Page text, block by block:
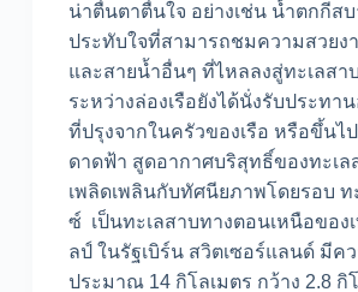
น่าตื่นตาตื่นใจ อย่างเช่น น้ำตกกีส
ประทับใจที่สามารถชมความสวยง
และสายน้ำอื่นๆ ที่ไหลลงสู่ทะเลสา
ระหว่างล่องเรือยังได้นั่งรับประทา
ที่ปรุงจากในครัวของเรือ หรือขึ้นไ
ดาดฟ้า สูดอากาศบริสุทธิ์ของทะเล
เพลิดเพลินกับทัศนียภาพโดยรอบ ท
ซ์ เป็นทะเลสาบทางตอนเหนือของ
ลป์ ในรัฐเบิร์น สวิตเซอร์แลนด์ มีค
ประมาณ 14 กิโลเมตร กว้าง 2.8 กิ